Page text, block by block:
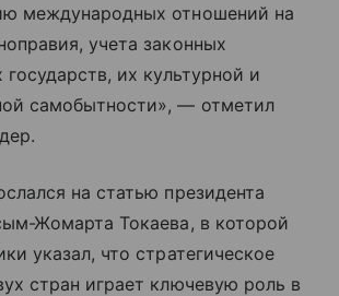
международных отношений на
учета законных
государств, их культурной и
самобытности», — отметил
на статью президента
Жомарта Токаева, в которой
указал, что стратегическое
стран играет ключевую роль в